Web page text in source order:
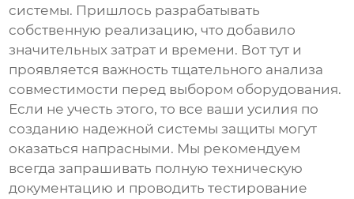
системы. Пришлось разрабатывать
собственную реализацию, что добавило
значительных затрат и времени. Вот тут и
проявляется важность тщательного анализа
совместимости перед выбором оборудования.
Если не учесть этого, то все ваши усилия по
созданию надежной системы защиты могут
оказаться напрасными. Мы рекомендуем
всегда запрашивать полную техническую
документацию и проводить тестирование